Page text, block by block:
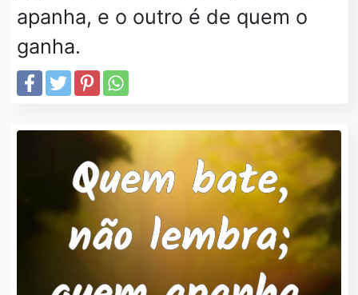
apanha, e o outro é de quem o
ganha.